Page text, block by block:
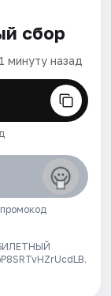
сбор
минуту назад